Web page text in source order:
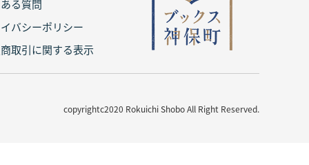
る質問
バシーポリシー
取引に関する表示
copyrightc2020 Rokuichi Shobo All Right Reserved.